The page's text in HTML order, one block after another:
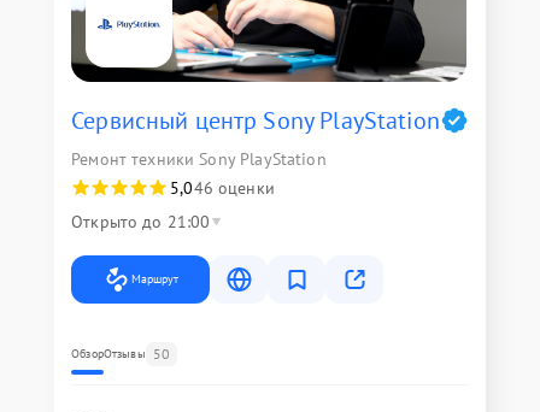
Сервисный центр Sony PlayStation
Ремонт техники Sony PlayStation
5,046 оценки
Открыто до 21:00
Маршрут
ОбзорОтзывы 50